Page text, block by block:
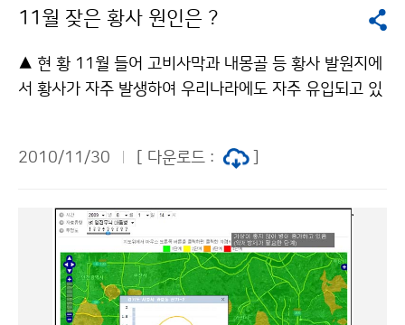
값의 정수값 한파특보(개선) 10월～4월에 다음 중 하나
에 해당하는 경우 10월～4월에 다음 중 하나에 해당하는
경우 ① 아침 최저기온이 전날보다 10℃ 이상 하강하여
평년값보다 3℃가 낮을 것으로 예상될 때 ① 아침 최저기
일 이상 지속될 것이 예상될 때 ② 아침 최저기온이 -1
으며,특히 이번 연구성과 발표회에서 최우수상을 수상한
업화’ 연구는 예보관들이 파랑특보를 발표하는데 중요한
지침을 제공할 수 있는 좋은 연구성과로 평가되었다. 이
위성 등 원격탐사 연구,▶ 해양 파랑모델에 대한 연구,▶
기 위한 응용기상 연구▶ 기상청 정책발전과 제안을 위한
정책연구 등 우수한 연구성과들이 많이 발표되었으며,또
한 수행된 연구를 재평가하고 아울러 발전적인 방향을 토
론과 질의를 통해 함께 모색할 수 있는 자리가 되었다. 이
11월 잦은 황사 원인은 ?
▲ 현 황 11월 들어 고비사막과 내몽골 등 황사 발원지에
서 황사가 자주 발생하여 우리나라에도 자주 유입되고 있
조한 상태가 지속되고 있으며(그림 1), 11월 들어 상층의
면서, 저기압이 상층 흐름을 따라 자주 통과하고 있다(그
림 2). 황사 발원지를 지나며 모래먼지를 일으킨 저기압이
우리나라를 자주 통과하고, 그 후면을 따라 황사가 우리나
라로 자주 유입되고 있다. [그림 1. 최근 (2011.11.14~
11.20) 황사 발원지 강수량 현황] [그림2. 11월 5km 상
2010/11/30 [ 다운로드 :